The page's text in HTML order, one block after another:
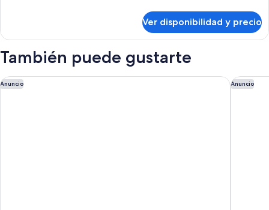
para
con
movilidad
reducida
2
dobles,
para
personas
Ver disponibilidad y precio
También puede gustarte
Anuncio
UNFRAMED, Autograph Collection Anuncio
The St.